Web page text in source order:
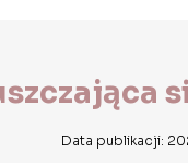
Data publikacji: